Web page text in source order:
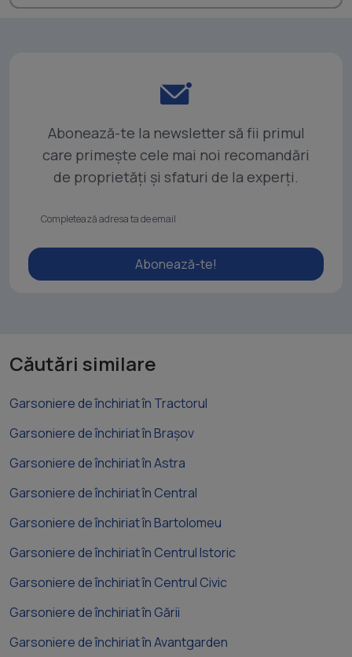
Abonează-te la newsletter să fii primul
care primește cele mai noi recomandări
de proprietăți și sfaturi de la experți.
Abonează-te!
Căutări similare
Garsoniere de închiriat în Tractorul
Garsoniere de închiriat în Brașov
Garsoniere de închiriat în Astra
Garsoniere de închiriat în Central
Garsoniere de închiriat în Bartolomeu
Garsoniere de închiriat în Centrul Istoric
Garsoniere de închiriat în Centrul Civic
Garsoniere de închiriat în Gării
Garsoniere de închiriat în Avantgarden